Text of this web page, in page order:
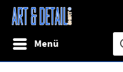
Menü